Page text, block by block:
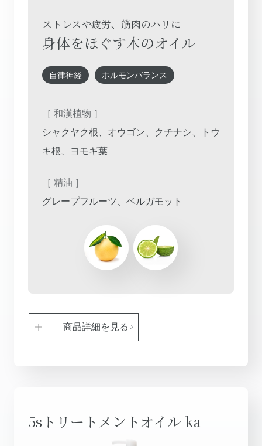
ストレスや疲労、筋肉のハリに
身体をほぐす木のオイル
自律神経 ホルモンバランス
［ 和漢植物 ］
シャクヤク根、オウゴン、クチナシ、トウ
キ根、ヨモギ葉
［ 精油 ］
グレープフルーツ、ベルガモット
商品詳細を見る
5sトリートメントオイル ka